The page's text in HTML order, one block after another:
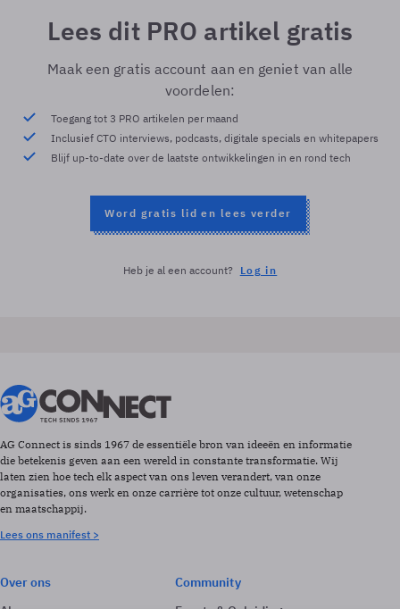
Lees dit PRO artikel gratis
Maak een gratis account aan en geniet van alle
voordelen:
Toegang tot 3 PRO artikelen per maand
Inclusief CTO interviews, podcasts, digitale specials en whitepapers
Blijf up-to-date over de laatste ontwikkelingen in en rond tech
Word gratis lid en lees verder
Heb je al een account? Log in
AG Connect is sinds 1967 de essentiële bron van ideeën en informatie
die betekenis geven aan een wereld in constante transformatie. Wij
laten zien hoe tech elk aspect van ons leven verandert, van onze
organisaties, ons werk en onze carrière tot onze cultuur, wetenschap
en maatschappij.
Lees ons manifest >
Over ons
Community